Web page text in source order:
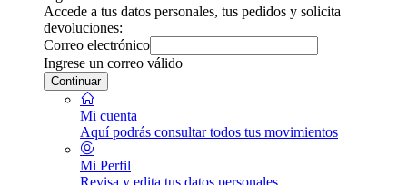
Accede a tus datos personales, tus pedidos y solicita
devoluciones:
Correo electrónico
Ingrese un correo válido
Continuar
Mi cuenta
Aquí podrás consultar todos tus movimientos
Mi Perfil
Revisa y edita tus datos personales.